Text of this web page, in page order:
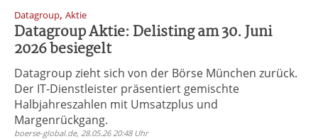
Datagroup, Aktie
Datagroup Aktie: Delisting am 30. Juni
2026 besiegelt
Datagroup zieht sich von der Börse München zurück.
Der IT-Dienstleister präsentiert gemischte
Halbjahreszahlen mit Umsatzplus und
Margenrückgang.
boerse-global.de, 28.05.26 20:48 Uhr